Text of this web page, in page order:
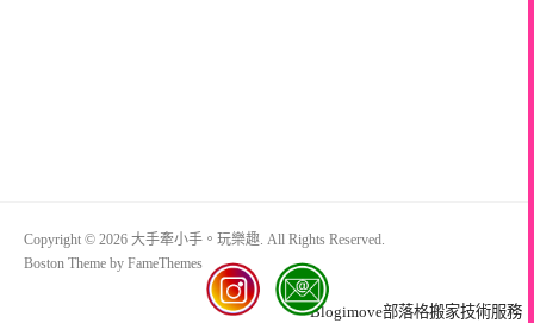
Copyright © 2026 大手牽小手。玩樂趣. All Rights Reserved.
Boston Theme by FameThemes
Blogimove部落格搬家技術服務